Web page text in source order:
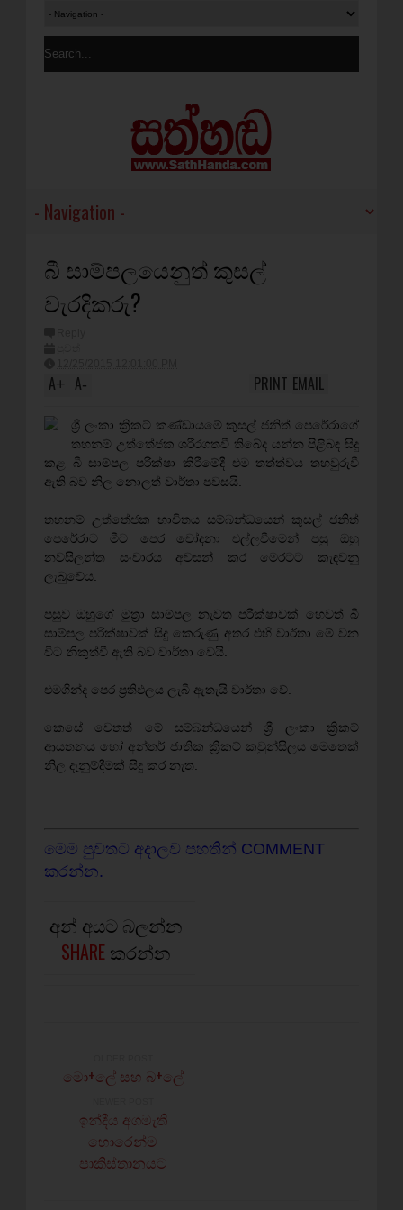
බී සාම්පලයෙනුත් කුසල්
වැරදිකරු?
A+ A- EMAIL
PRINT
ශ්‍රී ලංකා ක්‍රිකට් කණ්ඩායමේ කුසල් ජනිත් පෙරේරාගේ
තහනම් උත්තේජක ශරීරගතවී තිබේද යන්න පිළිබඳ සිදු
කළ බී සාම්පල පරික්ෂා කිරීමේදී එම තත්ත්වය තහවුරුවී
ඇති බව නිල නොලත් වාර්තා පවසයි.
තහනම් උත්තේජක භාවිතය සම්බන්ධයෙන් කුසල් ජනිත්
පෙරේරාට මීට පෙර චෝදනා එල්ලවීමෙන් පසු ඔහු
නවසිලන්ත සංචාරය අවසන් කර මෙරටට කැඳවනු
ලැබුවේය.
පසුව ඔහුගේ මුත්‍රා සාම්පල නැවත පරික්ෂාවක් හෙවත් බී
සාම්පල පරික්ෂාවක් සිදු කෙරුණු අතර එහි වාර්තා මේ වන
විට නිකුත්වී ඇති බව වාර්තා වෙයි.
එමගින්ද පෙර ප්‍රතිඵලය ලැබී ඇතැයි වාර්තා වේ.
කෙසේ වෙතත් මේ සම්බන්ධයෙන් ශ්‍රී ලංකා ක්‍රිකට්
ආයතනය හෝ අන්තර් ජාතික ක්‍රිකට් කවුන්සිලය මෙතෙක්
නිල දැනුම්දීමක් සිදු කර නැත.
මෙම පුවතට අදාලව පහතින් COMMENT
කරන්න.
අන් අයට බලන්න
SHARE කරන්න
මො+ලේ සහ බ+ලේ
ඉන්දීය අගමැති
හොරෙන්ම
පාකිස්තානයට